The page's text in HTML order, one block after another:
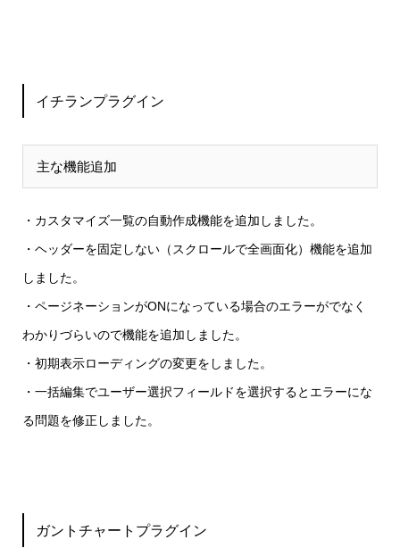
イチランプラグイン
主な機能追加
・カスタマイズ一覧の自動作成機能を追加しました。
・ヘッダーを固定しない（スクロールで全画面化） 機能を追加
しました。
・ページネーションがONになっている場合のエラーがでなく
わかりづらいので機能を追加しました。
・初期表示ローディングの変更をしました。
・一括編集でユーザー選択フィールドを選択するとエラーにな
る問題を修正しました。
ガントチャートプラグイン